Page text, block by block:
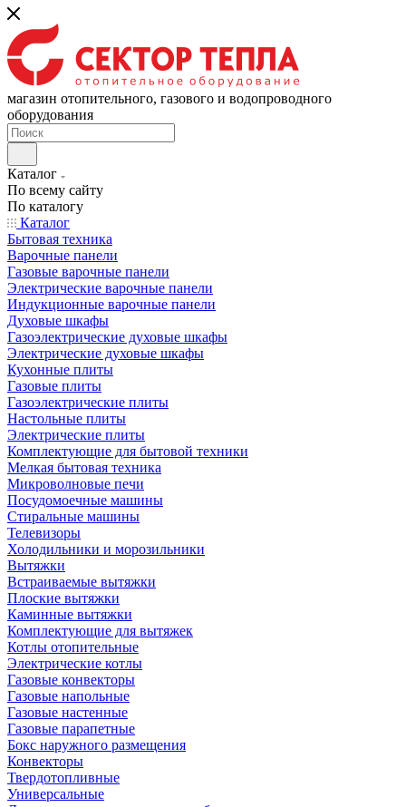
магазин отопительного, газового и водопроводного
оборудования
Каталог
По всему сайту
По каталогу
Каталог
Бытовая техника
Варочные панели
Газовые варочные панели
Электрические варочные панели
Индукционные варочные панели
Духовые шкафы
Газоэлектрические духовые шкафы
Электрические духовые шкафы
Кухонные плиты
Газовые плиты
Газоэлектрические плиты
Настольные плиты
Электрические плиты
Комплектующие для бытовой техники
Мелкая бытовая техника
Микроволновые печи
Посудомоечные машины
Стиральные машины
Телевизоры
Холодильники и морозильники
Вытяжки
Встраиваемые вытяжки
Плоские вытяжки
Каминные вытяжки
Комплектующие для вытяжек
Котлы отопительные
Электрические котлы
Газовые конвекторы
Газовые напольные
Газовые настенные
Газовые парапетные
Бокс наружного размещения
Конвекторы
Твердотопливные
Универсальные